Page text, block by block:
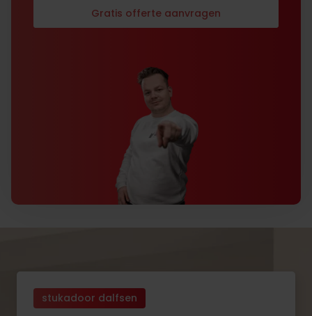
Gratis offerte aanvragen
stukadoor dalfsen